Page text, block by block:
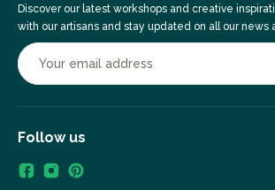
Discover our latest workshops and creative
with our artisans and stay updated on all our news
Follow us